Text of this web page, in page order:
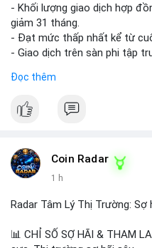
- Khối lượng giao dịch hợp
giảm 31 tháng.
- Đạt mức thấp nhất kể từ
- Giao dịch trên sàn phi tập
#vlikevn #titanbot
Đọc thêm
Coin Radar
1 h
Radar Tâm Lý Thị Trường:
📊 CHỈ SỐ SỢ HÃI & THAM